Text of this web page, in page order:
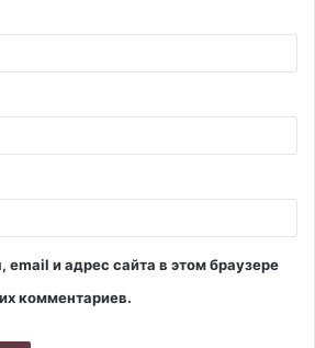
email и адрес сайта в этом браузере
комментариев.